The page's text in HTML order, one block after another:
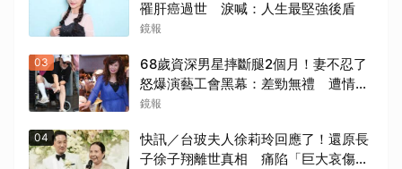
罹肝癌過世 淚喊：人生最堅強後盾
鏡報
03
68歲資深男星摔斷腿2個月！妻不忍了
怒爆演藝工會黑幕：差勁無禮 遭情勒
8年、收二手探病禮
鏡報
04
快訊／台玻夫人徐莉玲回應了！還原長
子徐子翔離世真相 痛陷「巨大哀傷」